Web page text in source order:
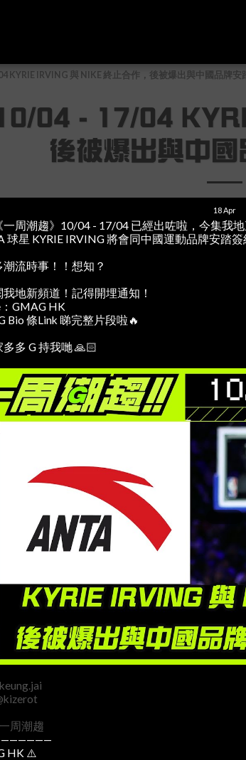
KYRIE IRVING 與 NIKE 終止合作，後被爆出與中國品牌安
04 - 17/04
後被爆出與中國
18Apr
一周潮趨》10/04 - 17/04 已經出咗啦，今集我
球星 KYRIE IRVING 將會同中國運動品牌安踏
流時事！！想知？
地新頻道！記得開埋通知！
GMAG HK
Bio 條Link 睇完整片段啦🔥
多 G 持我哋 🙏🏻
周潮趨
HK ⚠️